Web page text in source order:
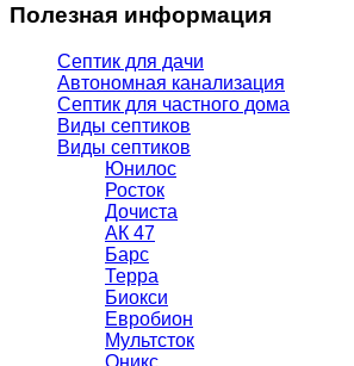
Полезная информация
Септик для дачи
Автономная канализация
Септик для частного дома
Виды септиков
Виды септиков
Юнилос
Росток
Дочиста
АК 47
Барс
Терра
Биокси
Евробион
Мультсток
Оникс